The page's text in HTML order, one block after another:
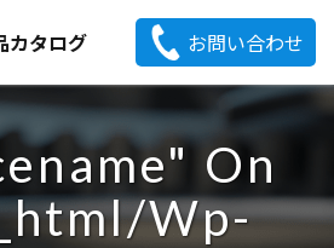
カタログ お問い合わせ
On
wp-